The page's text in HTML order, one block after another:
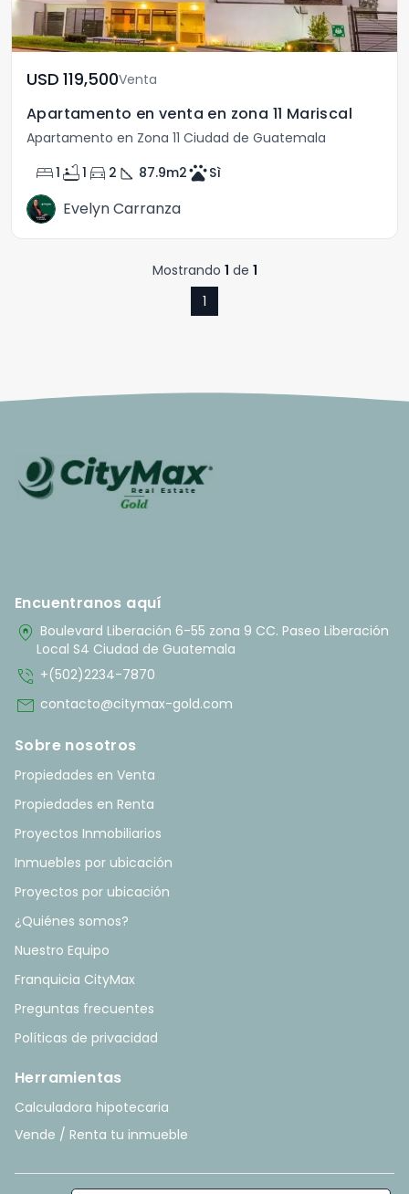
USD	119,500Venta
Apartamento en venta en zona 11 Mariscal
Apartamento en Zona 11 Ciudad de Guatemala
bed1 bathtub1 directions_car 2 square_foot 87.9m2petsSì
Evelyn Carranza
Mostrando 1 de 1
1
Encuentranos aquí
home_pin Boulevard Liberación 6-55 zona 9 CC. Paseo Liberación
Local S4 Ciudad de Guatemala
phone_in_talk +(502)2234-7870
mail contacto@citymax-gold.com
Sobre nosotros
Propiedades en Venta
Propiedades en Renta
Proyectos Inmobiliarios
Inmuebles por ubicación
Proyectos por ubicación
¿Quiénes somos?
Nuestro Equipo
Franquicia CityMax
Preguntas frecuentes
Políticas de privacidad
Herramientas
Calculadora hipotecaria
Vende / Renta tu inmueble